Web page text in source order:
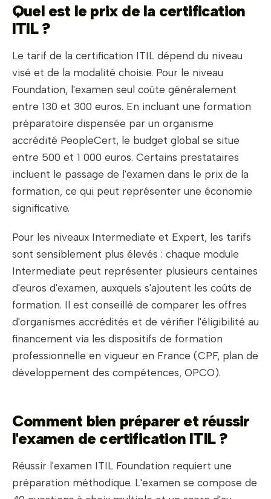
Quel est le prix de la certification
ITIL ?
Le tarif de la certification ITIL dépend du niveau
visé et de la modalité choisie. Pour le niveau
Foundation, l'examen seul coûte généralement
entre 130 et 300 euros. En incluant une formation
préparatoire dispensée par un organisme
accrédité PeopleCert, le budget global se situe
entre 500 et 1 000 euros. Certains prestataires
incluent le passage de l'examen dans le prix de la
formation, ce qui peut représenter une économie
significative.
Pour les niveaux Intermediate et Expert, les tarifs
sont sensiblement plus élevés : chaque module
Intermediate peut représenter plusieurs centaines
d'euros d'examen, auxquels s'ajoutent les coûts de
formation. Il est conseillé de comparer les offres
d'organismes accrédités et de vérifier l'éligibilité au
financement via les dispositifs de formation
professionnelle en vigueur en France (CPF, plan de
développement des compétences, OPCO).
Comment bien préparer et réussir
l'examen de certification ITIL ?
Réussir l'examen ITIL Foundation requiert une
préparation méthodique. L'examen se compose de